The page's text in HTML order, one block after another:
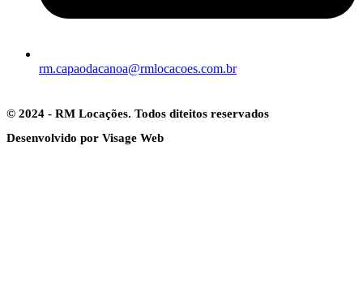
rm.capaodacanoa@rmlocacoes.com.br
© 2024 - RM Locações. Todos diteitos reservados
Desenvolvido por Visage Web